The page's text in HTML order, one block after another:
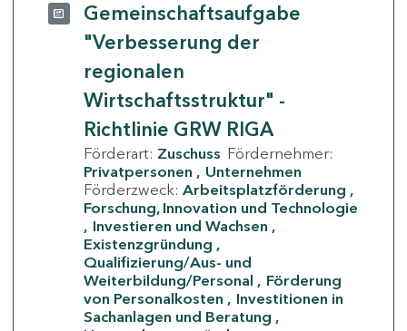
Gemeinschaftsaufgabe
"Verbesserung der
regionalen
Wirtschaftsstruktur" -
Richtlinie GRW RIGA
Förderart: Zuschuss Fördernehmer:
Privatpersonen
Unternehmen
Förderzweck: Arbeitsplatzförderung
Forschung, Innovation und Technologie
Investieren und Wachsen
Existenzgründung
Qualifizierung/Aus- und
Weiterbildung/Personal
Förderung
von Personalkosten
Investitionen in
Sachanlagen und Beratung